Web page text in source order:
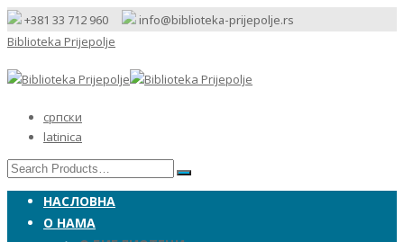
+381 33 712 960
info@biblioteka-prijepolje.rs
Biblioteka Prijepolje
српски
latinica
НАСЛОВНА
О НАМА